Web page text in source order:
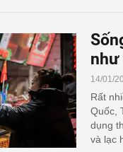
như
14/01/
Rất
Quốc,
dụng
và lạc